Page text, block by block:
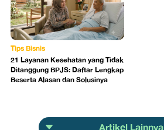
Tips Bisnis
21 Layanan Kesehatan yang Tidak
Ditanggung BPJS: Daftar Lengkap
Beserta Alasan dan Solusinya
Artikel Lainnya